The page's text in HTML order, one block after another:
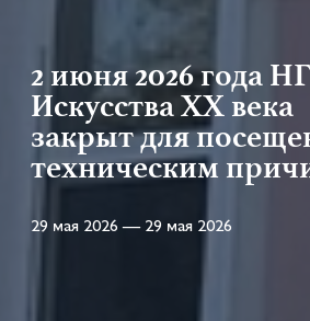
2 июня 2026 года
Искусства XX века
закрыт для
техническим
29 мая 2026 — 29 мая 2026